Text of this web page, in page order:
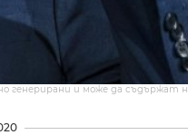
и може да съдържат